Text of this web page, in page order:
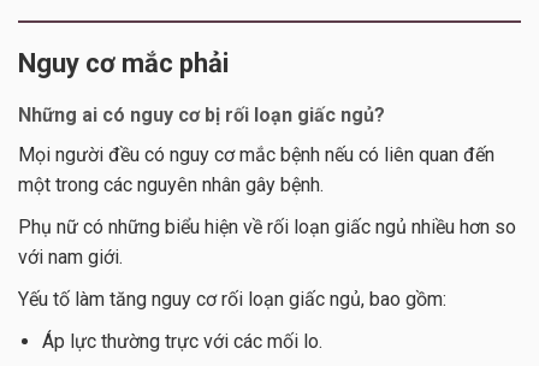
Nguy cơ mắc phải
Những ai có nguy cơbị rối loạn giấc ngủ?
Mọi người đều có nguy cơ mắc bệnh nếu có liên quan đến
một trong các nguyên nhân gây bệnh.
Phụ nữ có những biểu hiện về rối loạn giấc ngủ nhiều hơn so
với nam giới.
Yếu tố làm tăng nguy cơ rối loạn giấc ngủ, bao gồm:
Áp lực thường trực với các mối lo.